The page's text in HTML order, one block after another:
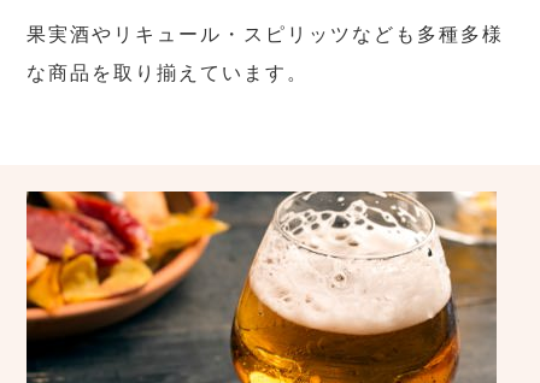
果実酒やリキュール・スピリッツなども多種多様
な商品を取り揃えています。